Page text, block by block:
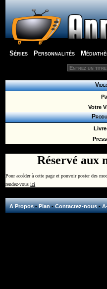
Séries Personnalités
Votre
Réservé aux
Pour accéder à cette page et pouvoir poster des
rendez-vousici
A Propos-Plan-Contactez-nous-